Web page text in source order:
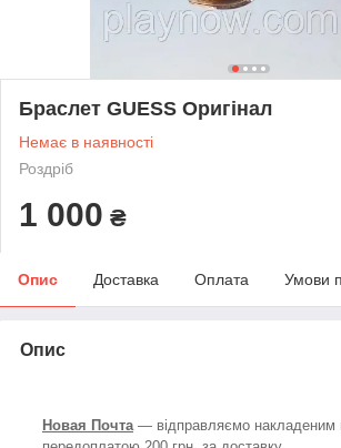
Браслет GUESS Оригінал
Немає в наявності
Роздріб
1 000 ₴
Опис Доставка Оплата Умови
Опис
Новая Почта — відправляємо накладеним